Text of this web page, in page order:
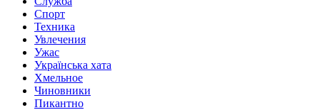
Спорт
Техника
Увлечения
Ужас
Українська хата
Хмельное
Чиновники
Пикантно